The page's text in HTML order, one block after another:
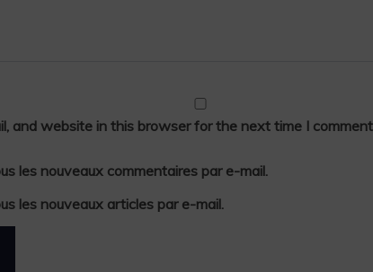
and website in this browser for the next time I
les nouveaux commentaires par e-mail.
les nouveaux articles par e-mail.